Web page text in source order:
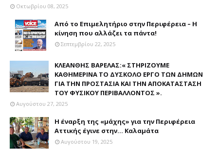
Οκτωβρίου 08, 2025
Από το Επιμελητήριο στην Περιφέρεια – Η
κίνηση που αλλάζει τα πάντα!
Σεπτεμβρίου 22, 2025
ΚΛΕΑΝΘΗΣ ΒΑΡΕΛΑΣ:« ΣΤΗΡΙΖΟΥΜΕ
ΚΑΘΗΜΕΡΙΝΑ ΤΟ ΔΥΣΚΟΛΟ ΕΡΓΟ ΤΩΝ ΔΗΜΩΝ
ΓΙΑ ΤΗΝ ΠΡΟΣΤΑΣΙΑ ΚΑΙ ΤΗΝ ΑΠΟΚΑΤΑΣΤΑΣΗ
ΤΟΥ ΦΥΣΙΚΟΥ ΠΕΡΙΒΑΛΛΟΝΤΟΣ ».
Αυγούστου 27, 2025
Η έναρξη της «μάχης» για την Περιφέρεια
Αττικής έγινε στην... Καλαμάτα
Αυγούστου 19, 2025